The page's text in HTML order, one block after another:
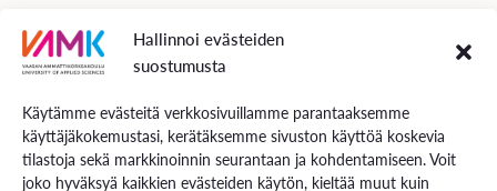
Hallinnoi evästeiden
suostumusta
Käytämme evästeitä verkkosivuillamme parantaaksemme
käyttäjäkokemustasi, kerätäksemme sivuston käyttöä koskevia
tilastoja sekä markkinoinnin seurantaan ja kohdentamiseen. Voit
joko hyväksyä kaikkien evästeiden käytön, kieltää muut kuin
VAMK Services
Services for Business
Services for students
Energiaa online newspaper